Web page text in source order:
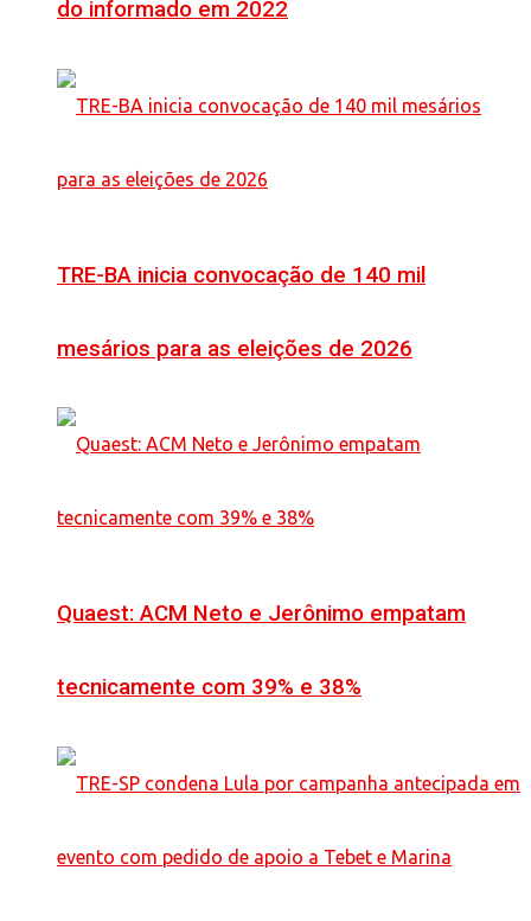
do informado em 2022
TRE-BA inicia convocação de 140 mil
mesários para as eleições de 2026
Quaest: ACM Neto e Jerônimo empatam
tecnicamente com 39% e 38%